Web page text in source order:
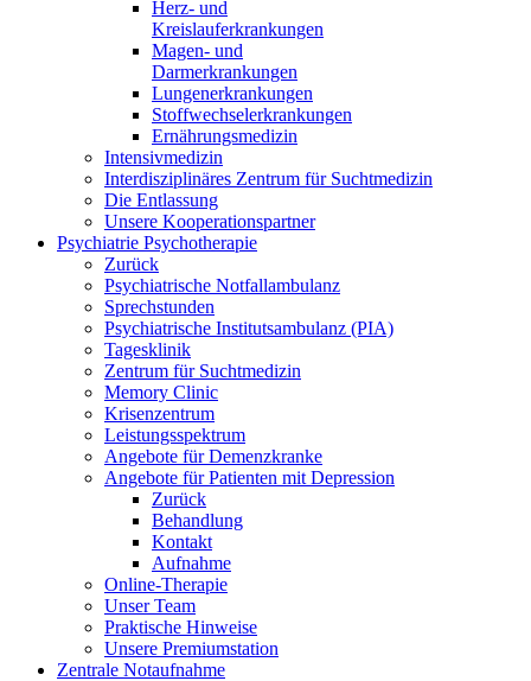
Herz- und
Kreislauferkrankungen
Magen- und
Darmerkrankungen
Lungenerkrankungen
Stoffwechselerkrankungen
Ernährungsmedizin
Intensivmedizin
Interdisziplinäres Zentrum für Suchtmedizin
Die Entlassung
Unsere Kooperationspartner
Psychiatrie Psychotherapie
Zurück
Psychiatrische Notfallambulanz
Sprechstunden
Psychiatrische Institutsambulanz (PIA)
Tagesklinik
Zentrum für Suchtmedizin
Memory Clinic
Krisenzentrum
Leistungsspektrum
Angebote für Demenzkranke
Angebote für Patienten mit Depression
Zurück
Behandlung
Kontakt
Aufnahme
Online-Therapie
Unser Team
Praktische Hinweise
Unsere Premiumstation
Zentrale Notaufnahme